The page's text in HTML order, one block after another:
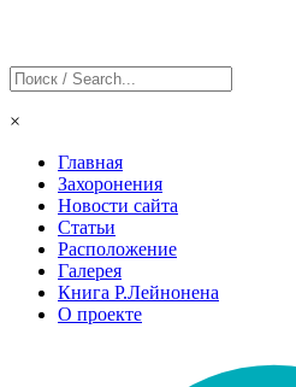
×
Главная
Захоронения
Новости сайта
Статьи
Расположение
Галерея
Книга Р.Лейнонена
О проекте